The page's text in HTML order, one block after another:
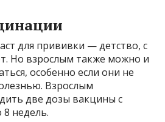
для прививки — детство, с
Но взрослым также можно и
особенно если они не
Взрослым
две дозы вакцины с
недель.